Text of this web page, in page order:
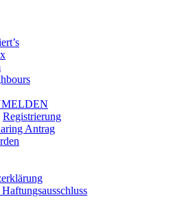
Registrierung
Antrag